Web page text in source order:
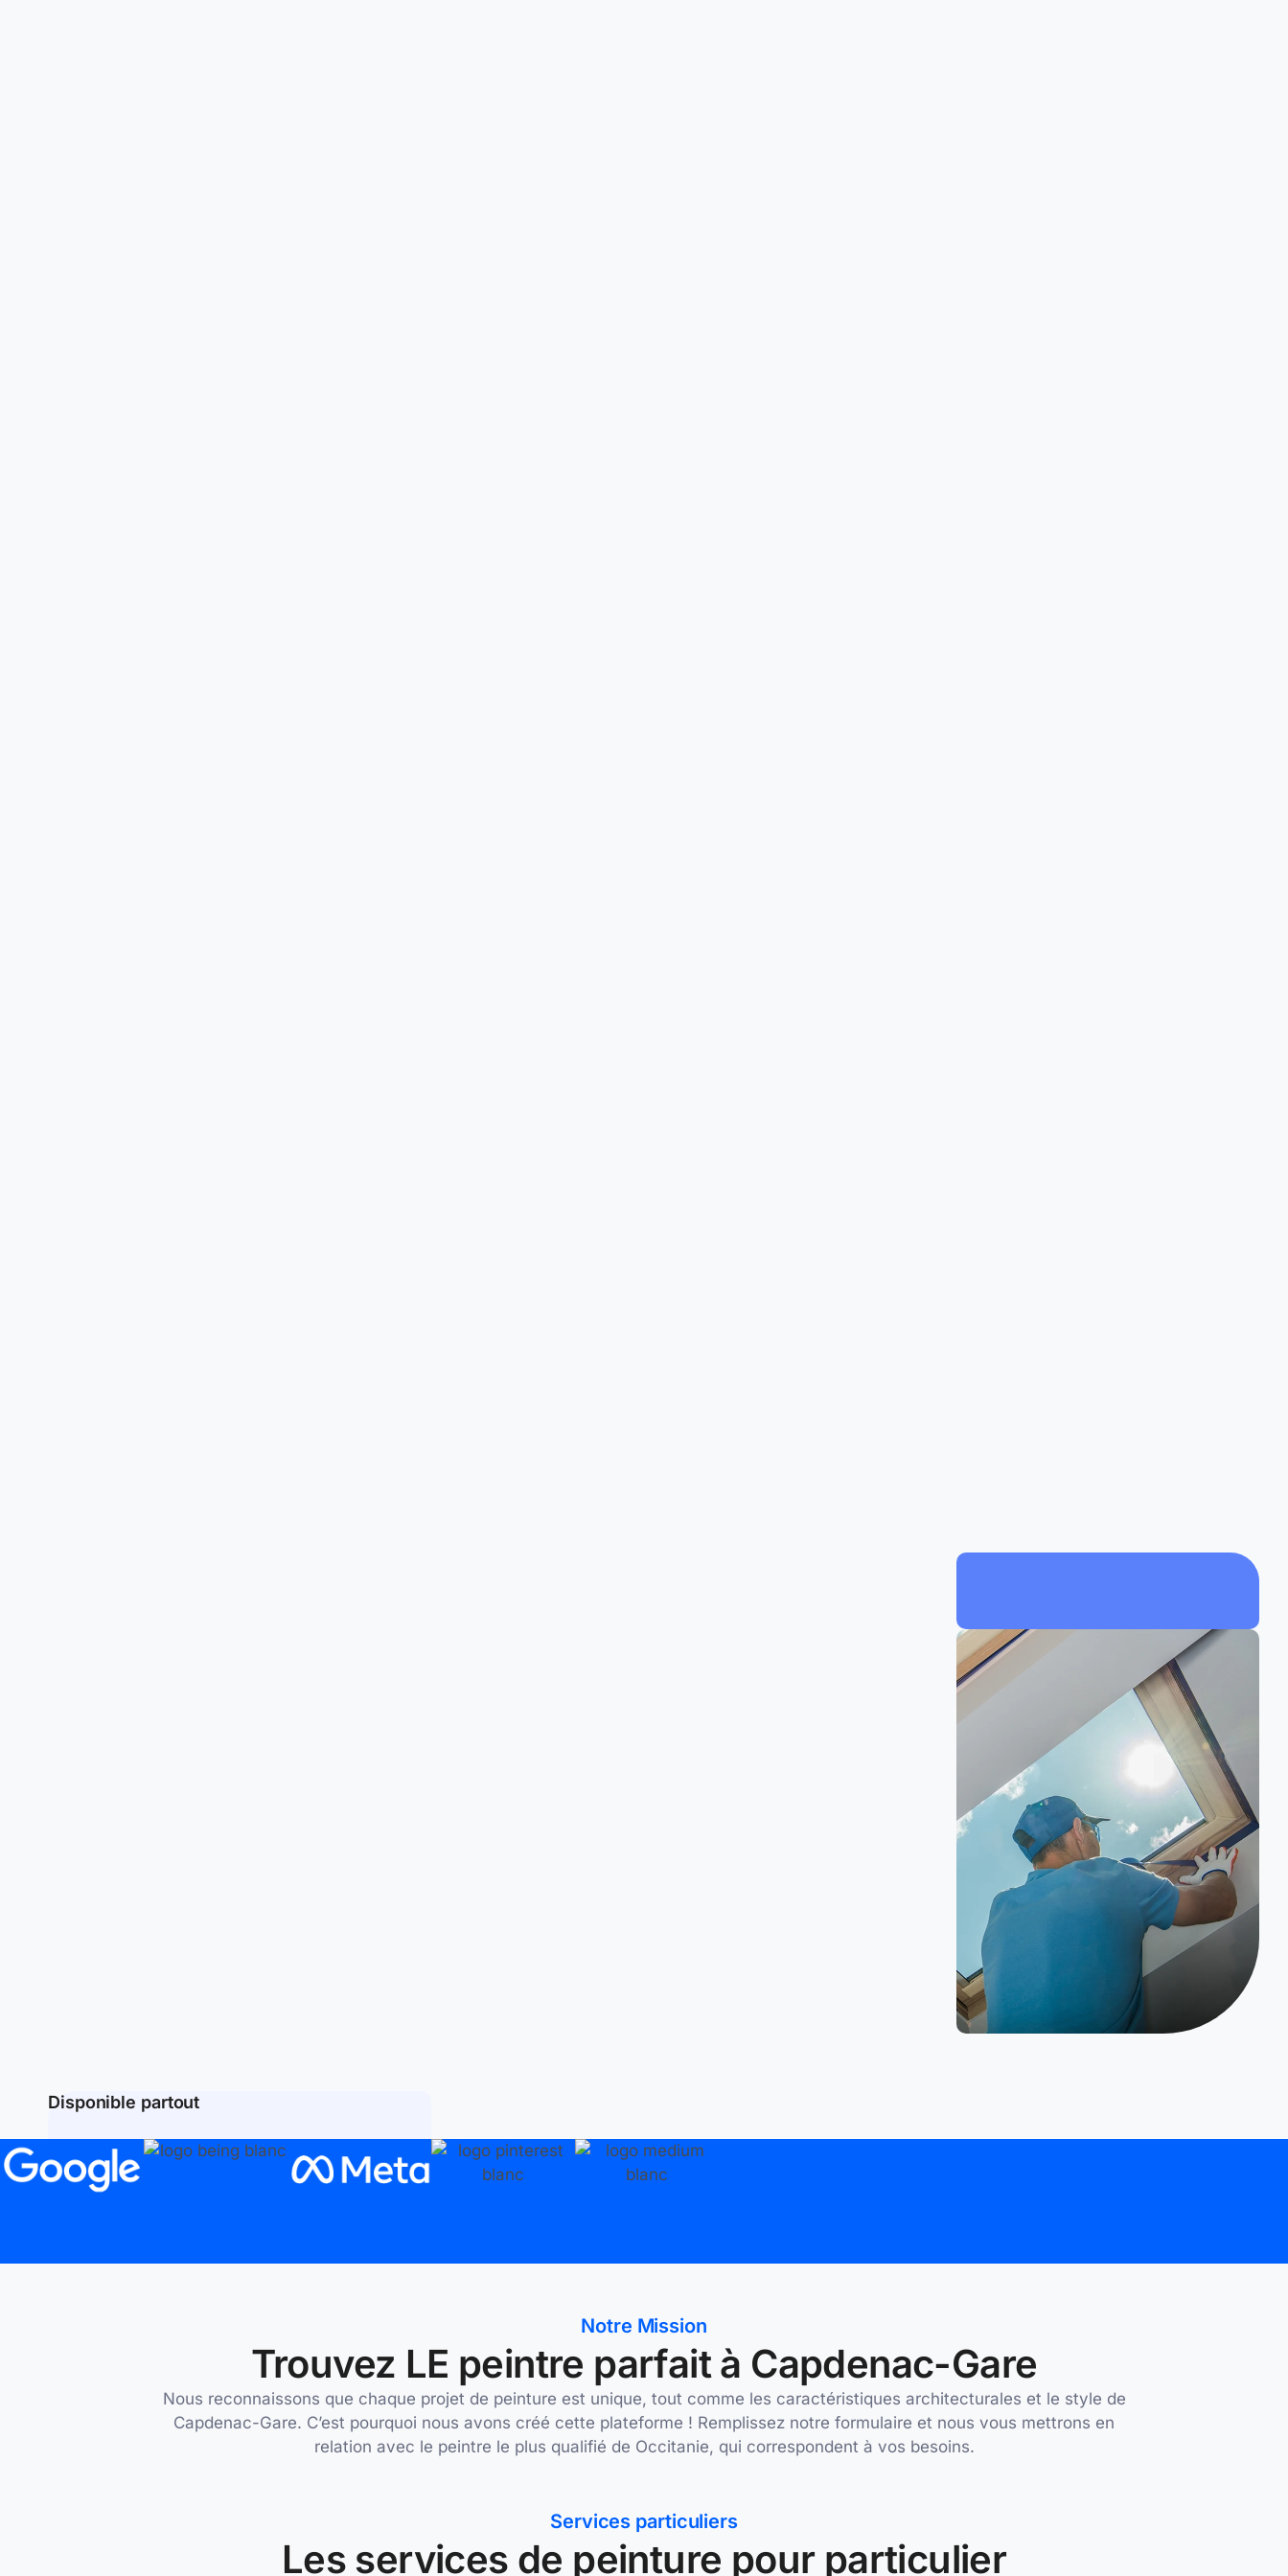
Disponible partout
Notre Mission
Trouvez LE peintre parfait à Capdenac-Gare
Nous reconnaissons que chaque projet de peinture est unique, tout comme les caractéristiques architecturales et le style de
Capdenac-Gare. C’est pourquoi nous avons créé cette plateforme ! Remplissez notre formulaire et nous vous mettrons en
relation avec le peintre le plus qualifié de Occitanie, qui correspondent à vos besoins.
Services particuliers
Les services de peinture pour particulier